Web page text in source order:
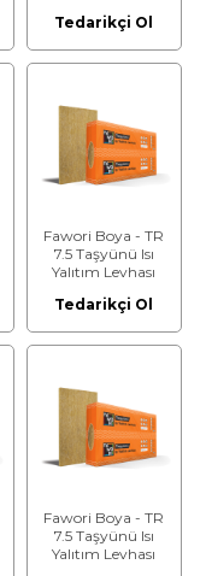
Taşyünümaxi - Isı
Kalınlık: 7 cm
Tedarikçi Ol
Fawori Boya - TR
7.5 Taşyünü Isı
Yalıtım Levhası
Tedarikçi Ol
Fawori Boya - TR
7.5 Taşyünü Isı
Yalıtım Levhası